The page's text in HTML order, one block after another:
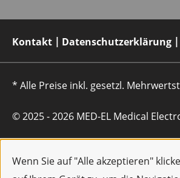
Wenn Sie auf "Alle akzeptieren"
Kontakt Datenschutzerklärung
* Alle Preise inkl. gesetzl.
© 2025 - 2026 MED-EL Medical